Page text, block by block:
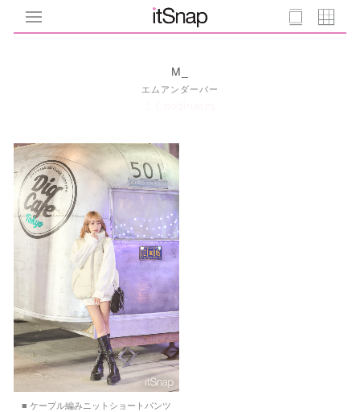
M_
エムアンダーバー
1 Coodinates
■ ケーブル編みニットショートパンツ